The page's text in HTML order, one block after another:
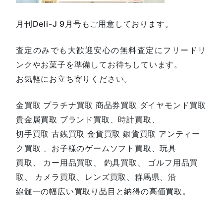
月刊Deli-J 9月号もご用意しております。
査定のみでも大歓迎安心の無料査定にフリードリ
ンクやお菓子を準備してお待ちしています。
お気軽にお立ち寄りください。
金買取 プラチナ買取 商品券買取 ダイヤモンド買取
貴金属買取 ブランド買取、時計買取、
切手買取 古銭買取 金貨買取 銀貨買取 アンティー
ク買取 、お子様のゲームソフト買取、玩具
買取、 カー用品買取、 釣具買取、 ゴルフ用品買
取、 カメラ買取、レンズ買取、群馬県、沿
線髄一の幅広い買取り品目と納得の高価買取。